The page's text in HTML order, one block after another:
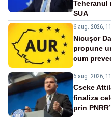
Teheranul
SUA
6 aug. 2026,
Nicușor
propune
cum
6 aug. 2026,
Cseke
finaliza
prin